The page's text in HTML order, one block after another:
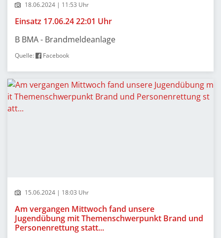
18.06.2024 | 11:53 Uhr
Einsatz 17.06.24 22:01 Uhr
B BMA - Brandmeldeanlage
Quelle: Facebook
15.06.2024 | 18:03 Uhr
Am vergangen Mittwoch fand unsere
Jugendübung mit Themenschwerpunkt Brand und
Personenrettung statt...